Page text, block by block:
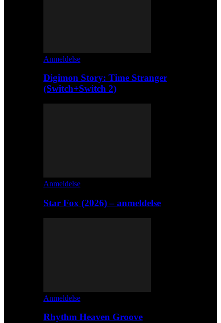
Anmeldelse
Digimon Story: Time Stranger
(Switch+Switch 2)
Anmeldelse
Star Fox (2026) – anmeldelse
Anmeldelse
Rhythm Heaven Groove